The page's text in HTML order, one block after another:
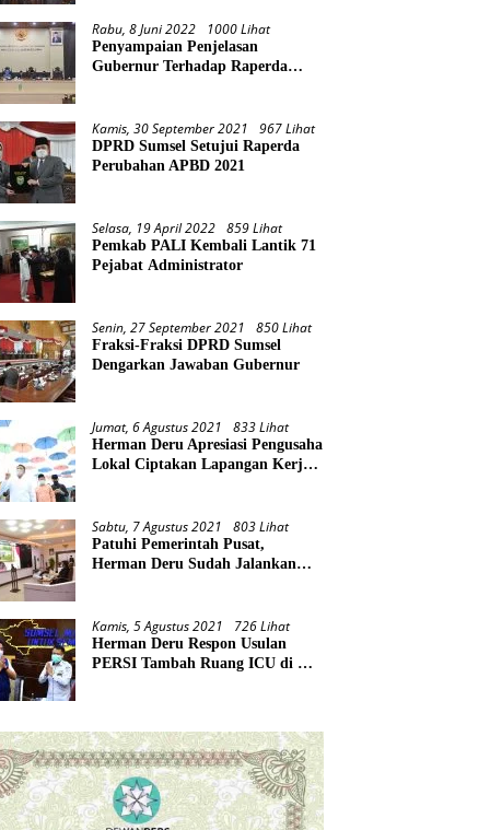
Rabu, 8 Juni 2022 1000 Lihat
Penyampaian Penjelasan
Gubernur Terhadap Raperda
Kamis, 30 September 2021 967 Lihat
DPRD Sumsel Setujui Raperda
Perubahan APBD 2021
Selasa, 19 April 2022 859 Lihat
Pemkab PALI Kembali Lantik 71
Pejabat Administrator
Senin, 27 September 2021 850 Lihat
Fraksi-Fraksi DPRD Sumsel
Dengarkan Jawaban Gubernur
Jumat, 6 Agustus 2021 833 Lihat
Herman Deru Apresiasi Pengusaha
Lokal Ciptakan Lapangan Kerja
Sabtu, 7 Agustus 2021 803 Lihat
Patuhi Pemerintah Pusat,
Herman Deru Sudah Jalankan
Kamis, 5 Agustus 2021 726 Lihat
Herman Deru Respon Usulan
PERSI Tambah Ruang ICU di RS